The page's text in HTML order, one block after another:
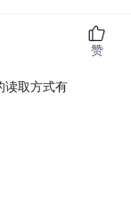
读取方式有
赞